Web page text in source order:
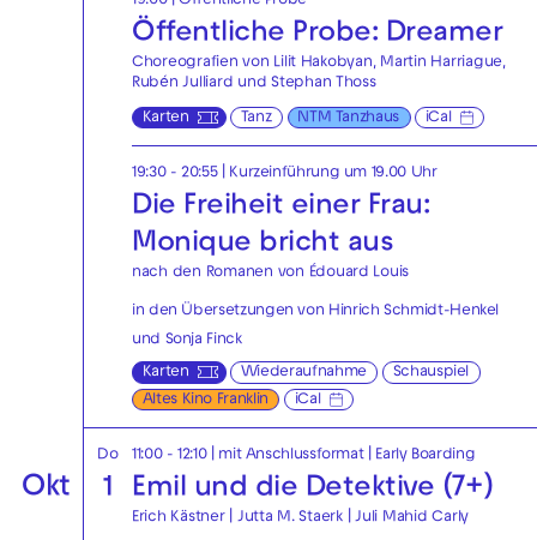
Öffentliche Probe: Dreamer
Choreografien von Lilit Hakobyan, Martin Harriague,
Rubén Julliard und Stephan Thoss
Karten Tanz NTM Tanzhaus iCal
19:30 - 20:55 | Kurzeinführung um 19.00 Uhr
Die Freiheit einer Frau:
Monique bricht aus
nach den Romanen von Édouard Louis
in den Übersetzungen von Hinrich Schmidt-Henkel
und Sonja Finck
Karten Wiederaufnahme
Schauspiel
Altes Kino Franklin
iCal
Okt
Do
1
11:00 - 12:10 | mit Anschlussformat| Early Boarding
Emil und die Detektive (7+)
Erich Kästner | Jutta M. Staerk | Juli Mahid Carly